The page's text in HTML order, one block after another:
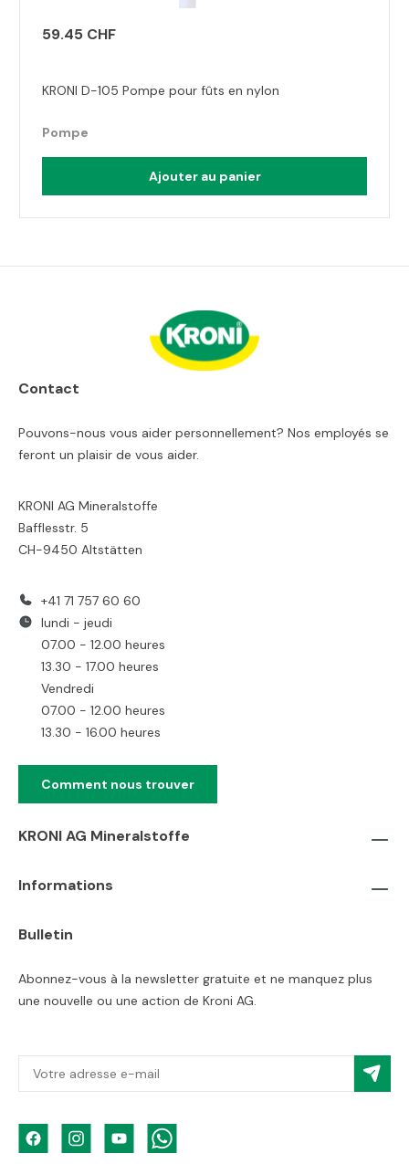
59.45 CHF
KRONI D-105 Pompe pour fûts en nylon
Pompe
Ajouter au panier
Contact
Pouvons-nous vous aider personnellement? Nos employés se
feront un plaisir de vous aider.
KRONI AG Mineralstoffe
Bafflesstr. 5
CH-9450 Altstätten
+41 71 757 60 60
lundi - jeudi
07.00 - 12.00 heures
13.30 - 17.00 heures
Vendredi
07.00 - 12.00 heures
13.30 - 16.00 heures
Comment nous trouver
KRONI AG Mineralstoffe
Informations
Bulletin
Abonnez-vous à la newsletter gratuite et ne manquez plus
une nouvelle ou une action de Kroni AG.